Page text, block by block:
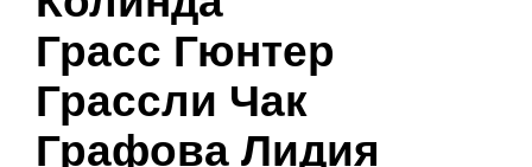
Грасс Гюнтер
Грассли Чак
Графова Лидия